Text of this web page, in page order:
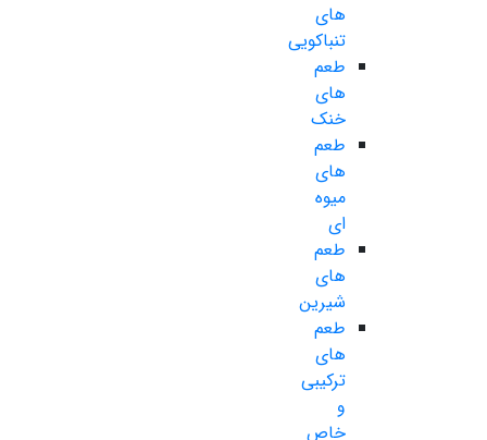
های
تنباکویی
طعم
های
خنک
طعم
های
میوه
ای
طعم
های
شیرین
طعم
های
ترکیبی
و
خاص